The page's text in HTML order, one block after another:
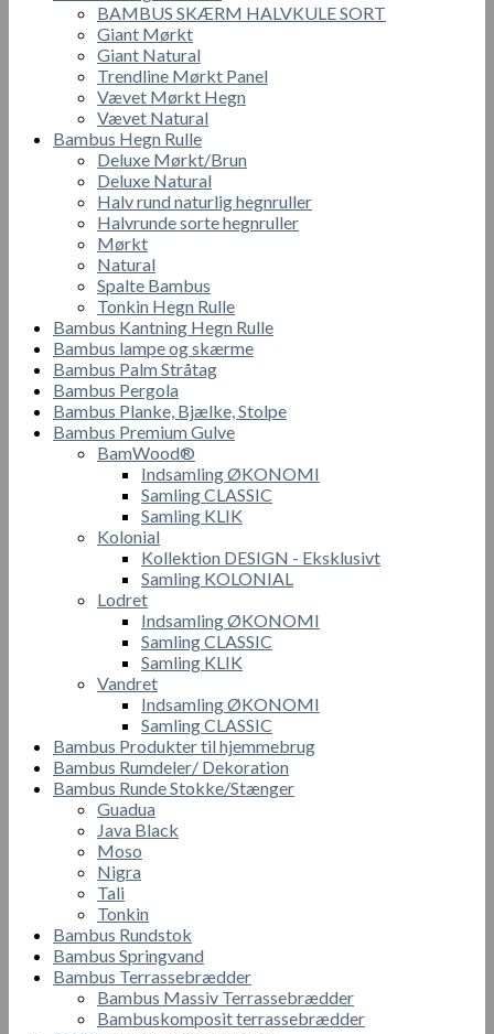
BAMBUS SKÆRM HALVKULE SORT
Giant Mørkt
Giant Natural
Trendline Mørkt Panel
Vævet Mørkt Hegn
Vævet Natural
Bambus Hegn Rulle
Deluxe Mørkt/Brun
Deluxe Natural
Halv rund naturlig hegnruller
Halvrunde sorte hegnruller
Mørkt
Natural
Spalte Bambus
Tonkin Hegn Rulle
Bambus Kantning Hegn Rulle
Bambus lampe og skærme
Bambus Palm Stråtag
Bambus Pergola
Bambus Planke, Bjælke, Stolpe
Bambus Premium Gulve
BamWood®
Indsamling ØKONOMI
Samling CLASSIC
Samling KLIK
Kolonial
Kollektion DESIGN - Eksklusivt
Samling KOLONIAL
Lodret
Indsamling ØKONOMI
Samling CLASSIC
Samling KLIK
Vandret
Indsamling ØKONOMI
Samling CLASSIC
Bambus Produkter til hjemmebrug
Bambus Rumdeler/ Dekoration
Bambus Runde Stokke/Stænger
Guadua
Java Black
Moso
Nigra
Tali
Tonkin
Bambus Rundstok
Bambus Springvand
Bambus Terrassebrædder
Bambus Massiv Terrassebrædder
Bambuskomposit terrassebrædder